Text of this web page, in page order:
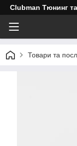
Clubman Тюнинг
Товари та